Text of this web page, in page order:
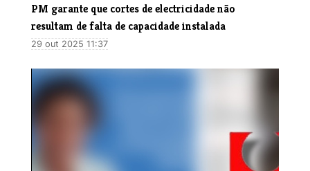
PM garante que cortes de electricidade não
resultam de falta de capacidade instalada
29 out 2025 11:37